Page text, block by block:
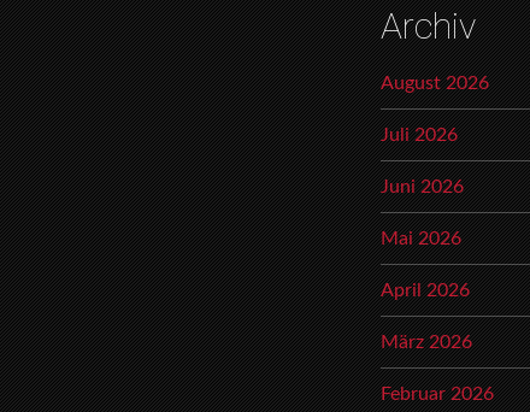
Archiv
August 2026
Juli 2026
Juni 2026
Mai 2026
April 2026
März 2026
Februar 2026